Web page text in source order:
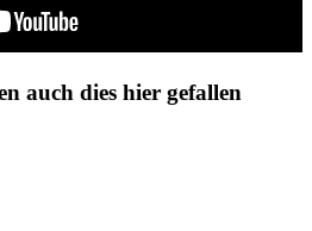
auch dies hier gefallen